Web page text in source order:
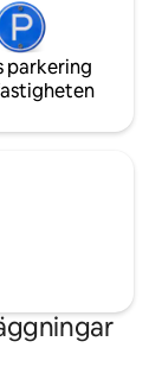
parkering